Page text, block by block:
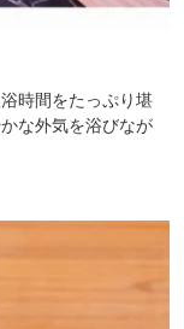
時間をたっぷり堪
な外気を浴びなが